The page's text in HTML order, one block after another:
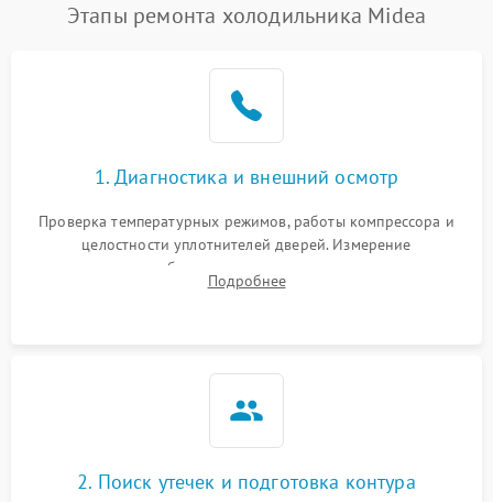
Этапы ремонта холодильника Midea
1. Диагностика и внешний осмотр
Проверка температурных режимов, работы компрессора и
целостности уплотнителей дверей. Измерение
сопротивления обмоток мотора, проверка термостата и
считывание кодов ошибок с электронного дисплея.
Подробнее
2. Поиск утечек и подготовка контура